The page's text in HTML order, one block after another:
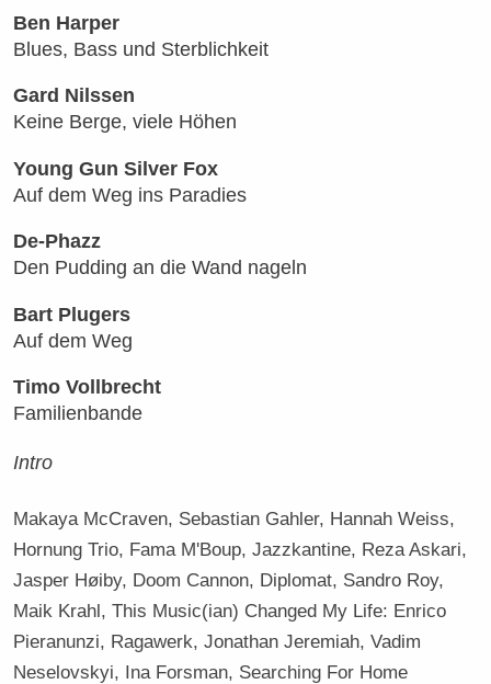
Ben Harper
Blues, Bass und Sterblichkeit
Gard Nilssen
Keine Berge, viele Höhen
Young Gun Silver Fox
Auf dem Weg ins Paradies
De-Phazz
Den Pudding an die Wand nageln
Bart Plugers
Auf dem Weg
Timo Vollbrecht
Familienbande
Intro
Makaya McCraven, Sebastian Gahler, Hannah Weiss,
Hornung Trio, Fama M'Boup, Jazzkantine, Reza Askari,
Jasper Høiby, Doom Cannon, Diplomat, Sandro Roy,
Maik Krahl, This Music(ian) Changed My Life: Enrico
Pieranunzi, Ragawerk, Jonathan Jeremiah, Vadim
Neselovskyi, Ina Forsman, Searching For Home